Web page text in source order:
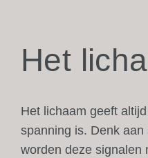
Het
Het lichaam geeft
spanning is. Denk
worden deze signalen